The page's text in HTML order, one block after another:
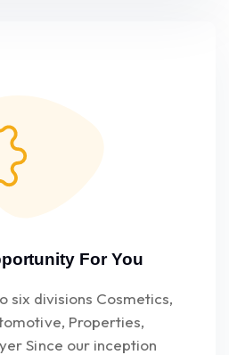
For You
six divisions Cosmetics,
Properties,
Since our inception